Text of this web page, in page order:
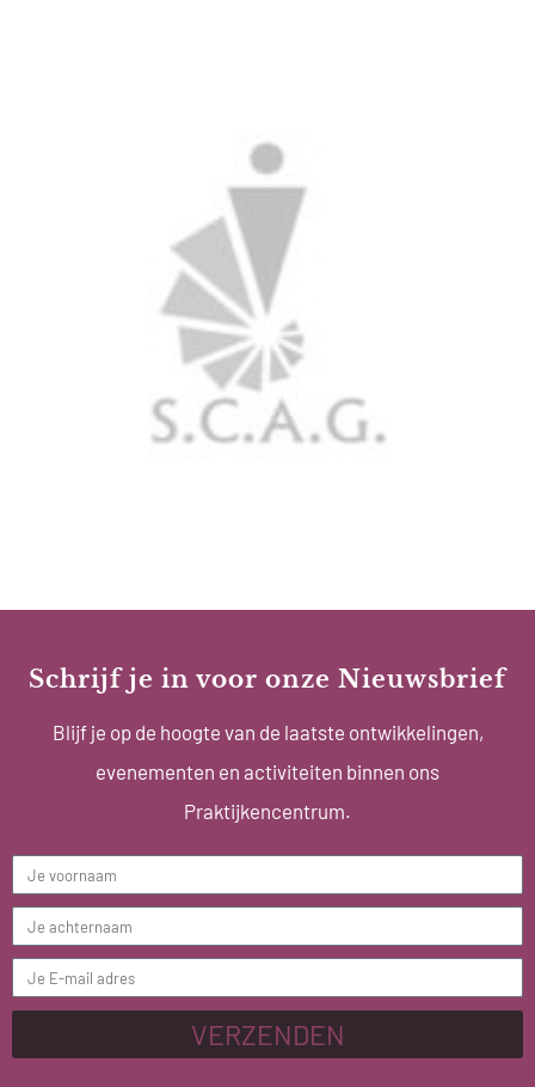
Schrijf je in voor onze Nieuwsbrief
Blijf je op de hoogte van de laatste ontwikkelingen,
evenementen en activiteiten binnen ons
Praktijkencentrum.
VERZENDEN